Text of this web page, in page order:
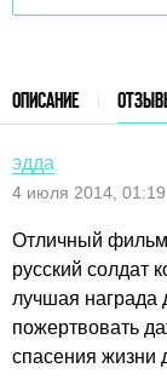
ОПИСАНИЕ
эдда
4 июля 2014, 01:19
Отличный
русский солдат
лучшая награда
пожертвовать
спасения жизни